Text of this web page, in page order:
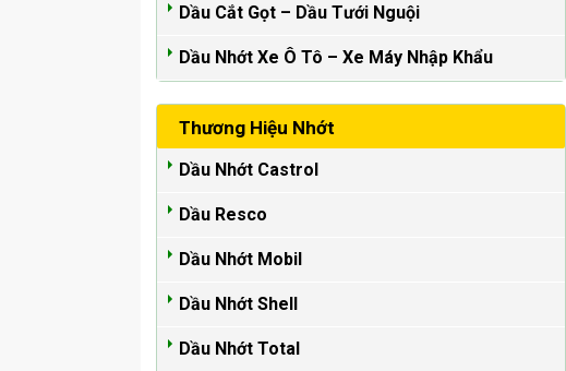
Dầu Cắt Gọt – Dầu Tưới Nguội
Dầu Nhớt Xe Ô Tô – Xe Máy Nhập Khẩu
Thương Hiệu Nhớt
Dầu Nhớt Castrol
Dầu Resco
Dầu Nhớt Mobil
Dầu Nhớt Shell
Dầu Nhớt Total